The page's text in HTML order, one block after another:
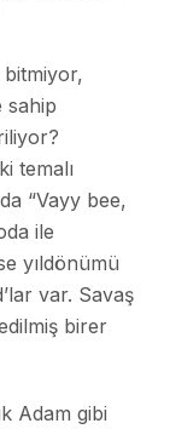
sahip
temalı
“Vayy bee,
ile
yıldönümü
var. Savaş
birer
Adam gibi